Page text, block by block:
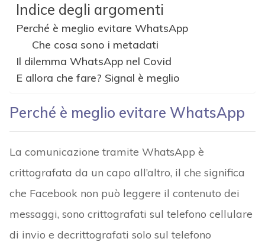
Indice degli argomenti
Perché è meglio evitare WhatsApp
Che cosa sono i metadati
Il dilemma WhatsApp nel Covid
E allora che fare? Signal è meglio
Perché è meglio evitare WhatsApp
La comunicazione tramite WhatsApp è
crittografata da un capo all’altro, il che significa
che Facebook non può leggere il contenuto dei
messaggi, sono crittografati sul telefono cellulare
di invio e decrittografati solo sul telefono